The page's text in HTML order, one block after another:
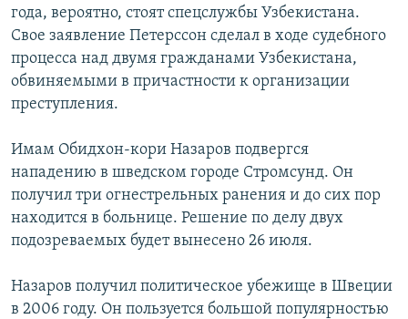
TÜRKMENÇE
года, вероятно, стоят спецслужбы Узбекистана.
Свое заявление Петерссон сделал в ходе судебного
процесса над двумя гражданами Узбекистана,
обвиняемыми в причастности к организации
преступления.
Имам Обидхон-кори Назаров подвергся
нападению в шведском городе Стромсунд. Он
получил три огнестрельных ранения и до сих пор
находится в больнице. Решение по делу двух
подозреваемых будет вынесено 26 июля.
Назаров получил политическое убежище в Швеции
в 2006 году. Он пользуется большой популярностью